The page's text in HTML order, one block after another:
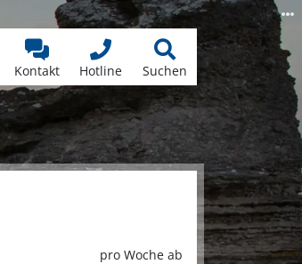
Kontakt Hotline Suchen
pro Woche ab